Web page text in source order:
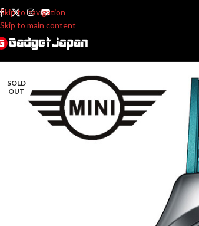
Skip to navigation
Skip to main content
SOLD
OUT